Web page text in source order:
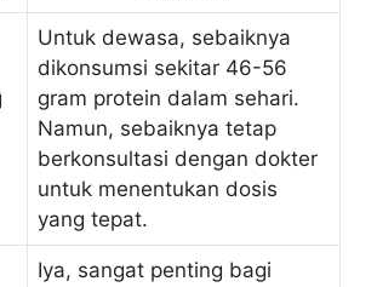
Untuk dewasa, sebaiknya
dikonsumsi sekitar 46-56
gram protein dalam sehari.
Namun, sebaiknya tetap
berkonsultasi dengan dokter
untuk menentukan dosis
yang tepat.
Iya, sangat penting bagi